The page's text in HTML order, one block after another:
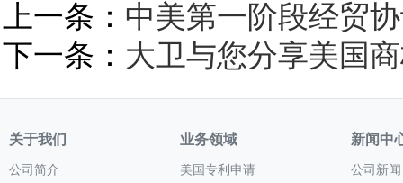
上一条： 中美第一阶段经贸
下一条： 大卫与您分享美国
关于我们
公司简介
业务领域
美国专利申请
新闻中
公司新闻